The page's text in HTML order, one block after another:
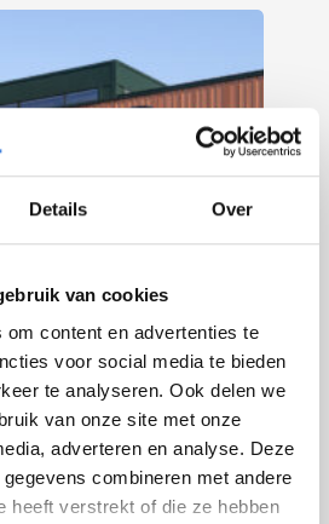
Details Over
van cookies
om content en advertenties te
voor social media te bieden
te analyseren. Ook delen we
van onze site met onze
adverteren en analyse. Deze
combineren met andere
heeft verstrekt of die ze hebben